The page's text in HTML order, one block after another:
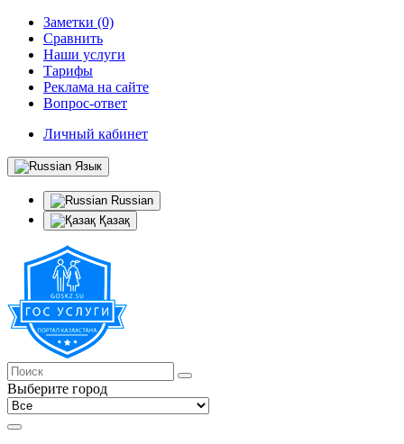
Заметки (0)
Сравнить
Наши услуги
Тарифы
Реклама на сайте
Вопрос-ответ
Личный кабинет
Язык
Russian
Қазақ
Выберите город